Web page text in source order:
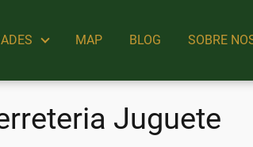
MAP BLOG SOBRE
Juguete